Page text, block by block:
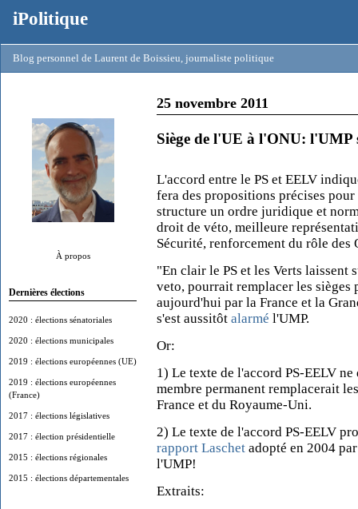
iPolitique
Blog personnel de Laurent de Boissieu, journaliste politique
À propos
Dernières élections
2020 : élections sénatoriales
2020 : élections municipales
2019 : élections européennes (UE)
2019 : élections européennes
(France)
2017 : élections législatives
2017 : élection présidentielle
2015 : élections régionales
2015 : élections départementales
25 novembre 2011
Siège de l'UE à l'ONU: l'UMP
L'accord entre le PS et EELV
fera des propositions précises
structure un ordre juridique et
droit de véto, meilleure
Sécurité, renforcement du rôle des
"En clair le PS et les Verts laissent
veto, pourrait remplacer les sièges
aujourd'hui par la France et la
s'est aussitôt alarmé l'UMP.
Or:
1) Le texte de l'accord PS-EELV
membre permanent remplacerait
France et du Royaume-Uni.
2) Le texte de l'accord PS-EELV
rapport Laschet adopté en 2004
l'UMP!
Extraits: